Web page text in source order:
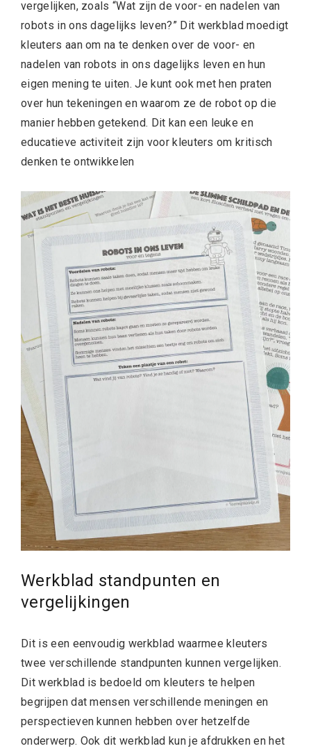
vergelijken, zoals “Wat zijn de voor- en nadelen van
robots in ons dagelijks leven?” Dit werkblad moedigt
kleuters aan om na te denken over de voor- en
nadelen van robots in ons dagelijks leven en hun
eigen mening te uiten. Je kunt ook met hen praten
over hun tekeningen en waarom ze de robot op die
manier hebben getekend. Dit kan een leuke en
educatieve activiteit zijn voor kleuters om kritisch
denken te ontwikkelen
Werkblad standpunten en
vergelijkingen
Dit is een eenvoudig werkblad waarmee kleuters
twee verschillende standpunten kunnen vergelijken.
Dit werkblad is bedoeld om kleuters te helpen
begrijpen dat mensen verschillende meningen en
perspectieven kunnen hebben over hetzelfde
onderwerp. Ook dit werkblad kun je afdrukken en het